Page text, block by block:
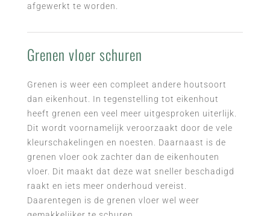
afgewerkt te worden.
Grenen vloer schuren
Grenen is weer een compleet andere houtsoort
dan eikenhout. In tegenstelling tot eikenhout
heeft grenen een veel meer uitgesproken uiterlijk.
Dit wordt voornamelijk veroorzaakt door de vele
kleurschakelingen en noesten. Daarnaast is de
grenen vloer ook zachter dan de eikenhouten
vloer. Dit maakt dat deze wat sneller beschadigd
raakt en iets meer onderhoud vereist.
Daarentegen is de grenen vloer wel weer